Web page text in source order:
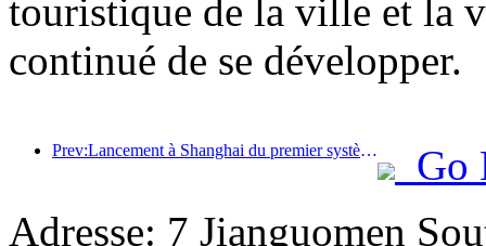
touristique de la ville et la
continué de se développer.
Prev:Lancement à Shanghai du premier système de consommation culturelle et touristique en libre-service pour les touristes étrangers en Chine
Go
Adresse: 7 Jianguomen